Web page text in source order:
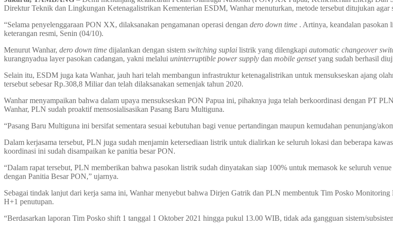
Direktur Teknik dan Lingkungan Ketenagalistrikan Kementerian ESDM, Wanhar menuturkan, metode tersebut ditujukan
“Selama penyelenggaraan PON XX, dilaksanakan pengamanan operasi dengan dero down time . Artinya, keandalan pasokan
keterangan resmi, Senin (04/10).
Menurut Wanhar, dero down time dijalankan dengan sistem switching suplai listrik yang dilengkapi automatic changeover
kurangnyadua layer pasokan cadangan, yakni melalui uninterruptible power supply dan mobile gensetyang sudah berhasil
Selain itu, ESDM juga kata Wanhar, jauh hari telah membangun infrastruktur ketenagalistrikan untuk mensukseskan ajang
tersebut sebesar Rp.308,8 Miliar dan telah dilaksanakan semenjak tahun 2020.
Wanhar menyampaikan bahwa dalam upaya mensukseskan PON Papua ini, pihaknya juga telah berkoordinasi dengan PT
Wanhar, PLN sudah proaktif mensosialisasikan Pasang Baru Multiguna.
“Pasang Baru Multiguna ini bersifat sementara sesuai kebutuhan bagi venue pertandingan maupun kemudahan penunjang/
Dalam kerjasama tersebut, PLN juga sudah menjamin ketersediaan listrik untuk dialirkan ke seluruh lokasi dan beberapa
koordinasi ini sudah disampaikan ke panitia besar PON.
“Dalam rapat tersebut, PLN memberikan bahwa pasokan listrik sudah dinyatakan siap 100% untuk memasok ke seluruh
dengan Panitia Besar PON,” ujarnya.
Sebagai tindak lanjut dari kerja sama ini, Wanhar menyebut bahwa Dirjen Gatrik dan PLN membentuk Tim Posko
H+1 penutupan.
“Berdasarkan laporan Tim Posko shift 1 tanggal 1 Oktober 2021 hingga pukul 13.00 WIB, tidak ada gangguan sistem/